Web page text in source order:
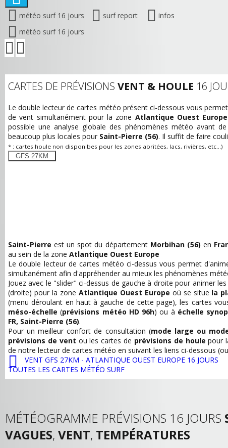
météo surf 16 jours surf report
infos
météo surf 16 jours
CARTES DE PRÉVISIONS VENT & HOULE 16
Le double lecteur de cartes météo présent ci-dessous vous
de vent simultanément pour la zone Atlantique Ouest Europe
possible une analyse globale des phénomènes météo avant
beaucoup plus locales pour Saint-Pierre (56). Il suffit de faire
* : cartes houle non disponibes pour les zones abritées, lacs, rivières, etc...)
GFS 27KM
Saint-Pierre est un spot du département Morbihan (56) en
au sein de la zone Atlantique Ouest Europe
Le double lecteur de cartes météo ci-dessus vous permet
simultanément afin d'appréhender au mieux les phénomènes
Jouez avec le "slider" ci-dessus de gauche à droite pour animer
(droite) pour la zone Atlantique Ouest Europe où se situe la
(menu déroulant en haut à gauche de cette page), les cartes
méso-échelle (prévisions météo HD 96h) ou à échelle
FR, Saint-Pierre (56).
Pour un meilleur confort de consultation (mode large ou
prévisions de vent ou les cartes de prévisions de houle pour
de notre lecteur de cartes météo en suivant les liens ci-dessous
VENT GFS 27KM - ATLANTIQUE OUEST EUROPE 16 JOURS
TOUTES LES CARTES MÉTÉO SURF
MÉTÉOGRAMME PRÉVISIONS 16 JOURS
VAGUES, VENT, TEMPÉRATURES